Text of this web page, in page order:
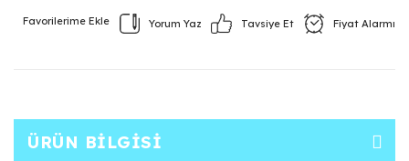
Yorum Yaz Tavsiye Et Fiyat Alarmı
ÜRÜN BILGISI